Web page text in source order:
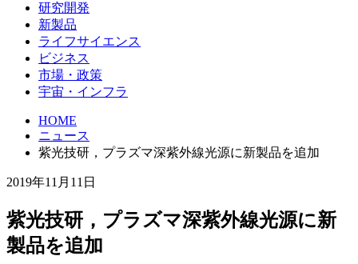
研究開発
新製品
ライフサイエンス
ビジネス
市場・政策
宇宙・インフラ
HOME
ニュース
紫光技研，プラズマ深紫外線光源に新製品を追加
2019年11月11日
紫光技研，プラズマ深紫外線光源に新
製品を追加